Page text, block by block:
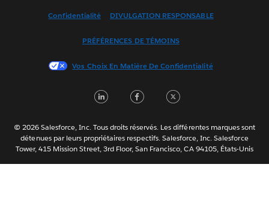
Français (France)
한국어
Português
ไทย
简体中文
Confidentialité DIVULGATION RESPONSABLE
PRÉFÉRENCES DE TÉMOINS
Vos Choix En Matière De Confidentialité
LinkedInFacebook
© 2026 Salesforce, Inc. Tous droits réservés. Les différentes marques sont
détenues par leurs propriétaires respectifs. Salesforce, Inc. Salesforce
Tower, 415 Mission Street, 3rd Floor, San Francisco, CA 94105, États-Unis